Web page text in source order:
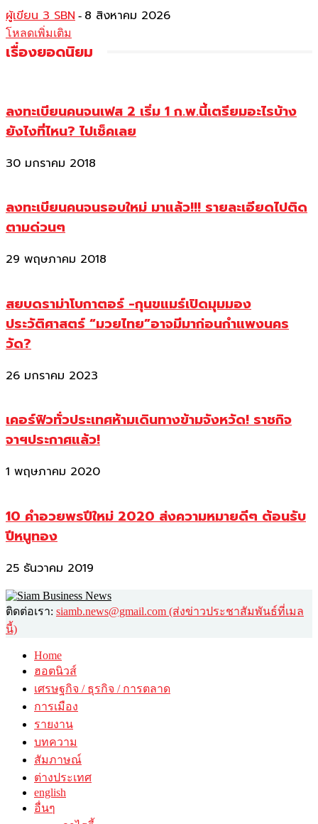
ผู้เขียน 3 SBN - 8 สิงหาคม 2026
โหลดเพิ่มเติม
เรื่องยอดนิยม
ลงทะเบียนคนจนเฟส 2 เริ่ม 1 ก.พ.นี้เตรียมอะไรบ้าง
ยังไงที่ไหน? ไปเช็คเลย
30 มกราคม 2018
ลงทะเบียนคนจนรอบใหม่ มาแล้ว!!! รายละเอียดไปติด
ตามด่วนๆ
29 พฤษภาคม 2018
สยบดราม่าโบกาตอร์ -กุนขแมร์เปิดมุมมอง
ประวัติศาสตร์ “มวยไทย”อาจมีมาก่อนกำแพงนคร
วัด?
26 มกราคม 2023
เคอร์ฟิวทั่วประเทศห้ามเดินทางข้ามจังหวัด! ราชกิจ
จาฯประกาศแล้ว!
1 พฤษภาคม 2020
10 คำอวยพรปีใหม่ 2020 ส่งความหมายดีๆ ต้อนรับ
ปีหนูทอง
25 ธันวาคม 2019
ติดต่อเรา: siamb.news@gmail.com (ส่งข่าวประชาสัมพันธ์ที่เมล
นี้)
Home
ฮอตนิวส์
เศรษฐกิจ / ธุรกิจ / การตลาด
การเมือง
รายงาน
บทความ
สัมภาษณ์
ต่างประเทศ
english
อื่นๆ